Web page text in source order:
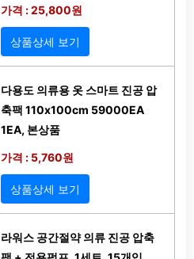
가격 : 25,800원
상품상세 보기
다용도 의류용 옷 스마트 진공 압
축팩 110x100cm 59000EA
1EA, 본상품
가격 : 5,760원
상품상세 보기
라워스 공간절약 의류 진공 압축